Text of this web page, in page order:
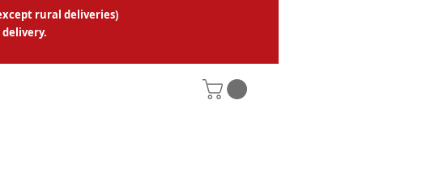
rural deliveries)